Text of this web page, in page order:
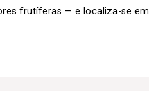
frutíferas — e localiza-se